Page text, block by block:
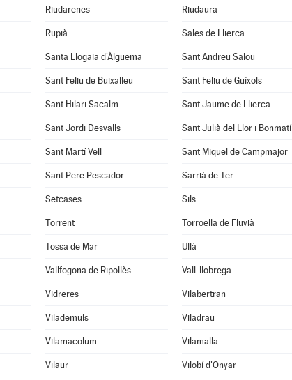
Riudarenes Riudaura
Rupià Sales de Llierca
Santa Llogaia d'Àlguema Sant Andreu Salou
Sant Feliu de Buixalleu Sant Feliu de Guíxols
Sant Hilari Sacalm Sant Jaume de Llierca
Sant Jordi Desvalls Sant Julià del Llor i Bonmatí
Sant Martí Vell Sant Miquel de Campmajor
Sant Pere Pescador Sarrià de Ter
Setcases Sils
Torrent Torroella de Fluvià
Tossa de Mar Ullà
Vallfogona de Ripollès Vall-llobrega
Vidreres Vilabertran
Vilademuls Viladrau
Vilamacolum Vilamalla
Vilaür Vilobí d'Onyar